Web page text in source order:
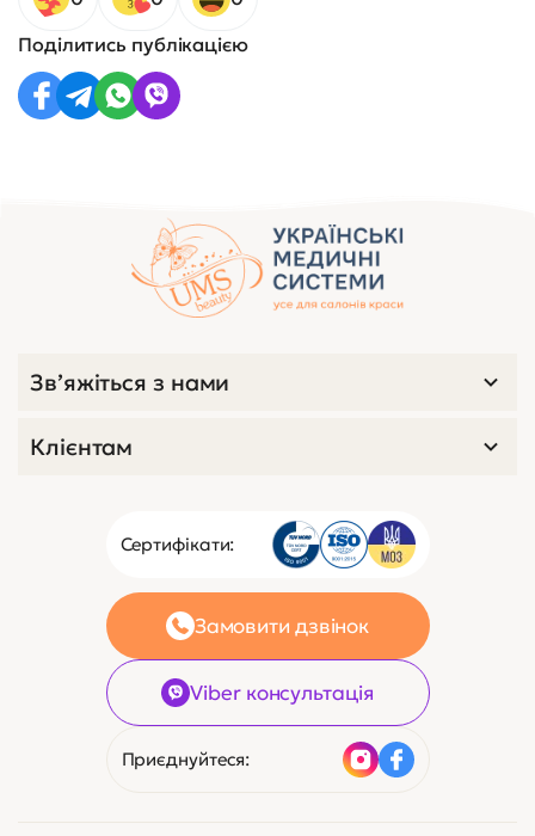
Поділитись публікацією
Сертифікати:
Замовити дзвінок
Viber консультація
Приєднуйтеся:
Зв’яжіться з нами
Клієнтам